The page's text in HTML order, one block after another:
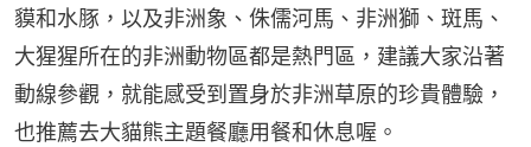
貘和水豚，以及非洲象、侏儒河馬、非洲獅、斑馬、
大猩猩所在的非洲動物區都是熱門區，建議大家沿著
動線參觀，就能感受到置身於非洲草原的珍貴體驗，
也推薦去大貓熊主題餐廳用餐和休息喔。